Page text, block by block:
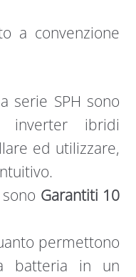
a convenzione
serie SPH sono
inverter ibridi
ed utilizzare,
Garantiti 10
permettono
batteria in un